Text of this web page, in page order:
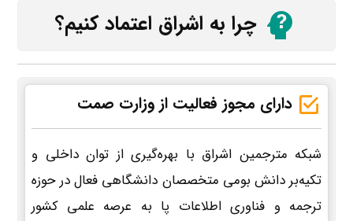
چرا به اشراق اعتماد کنیم؟
دارای مجوز فعالیت از وزارت صمت
شبکه مترجمین اشراق با بهره‌گیری از توان داخلی و
تکیه‌بر دانش بومی متخصصان دانشگاهی فعال در حوزه
ترجمه و فناوری اطلاعات پا به عرصه علمی کشور